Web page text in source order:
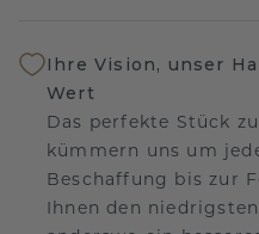
Ihre Vision, unser
Wert
Das perfekte Stück
kümmern uns um
Beschaffung bis zur
Ihnen den